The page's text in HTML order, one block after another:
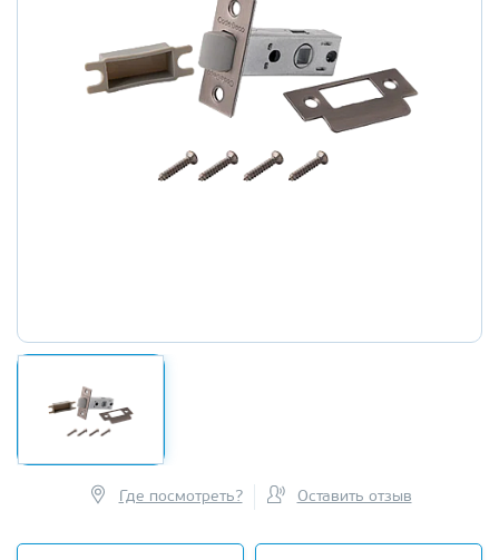
Где посмотреть? Оставить отзыв